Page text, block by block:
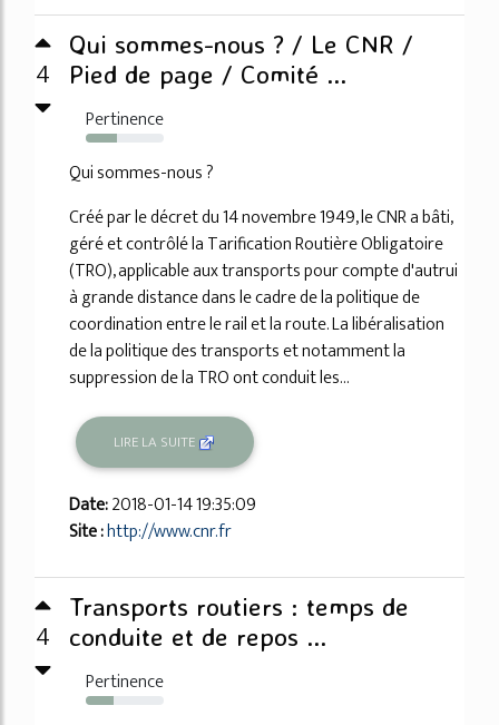
4
Qui sommes-nous ? / Le CNR /
Pied de page / Comité ...
Pertinence
40%
Qui sommes-nous ?
Créé par le décret du 14 novembre 1949, le CNR a bâti,
géré et contrôlé la Tarification Routière Obligatoire
(TRO), applicable aux transports pour compte d'autrui
à grande distance dans le cadre de la politique de
coordination entre le rail et la route. La libéralisation
de la politique des transports et notamment la
suppression de la TRO ont conduit les...
LIRE LA SUITE
Date:2018-01-14 19:35:09
Site :http://www.cnr.fr
4
Transports routiers : temps de
conduite et de repos ...
Pertinence
36%